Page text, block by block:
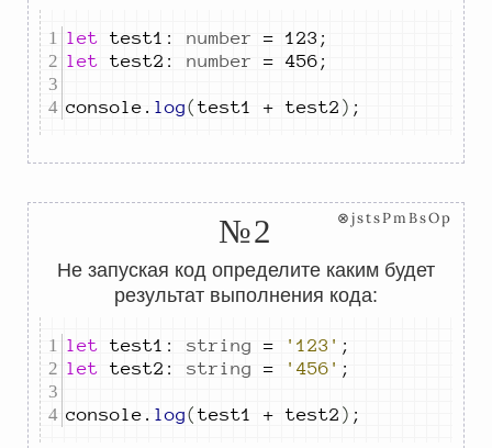
let test1 : number = 123 ;
let test2 : number = 456 ;
console . log( test1 + test2 ) ;
№2 ⊗jstsPmBsOp
Не запуская код определите каким будет
результат выполнения кода:
let test1 : string = '123' ;
let test2 : string = '456' ;
console . log( test1 + test2 ) ;